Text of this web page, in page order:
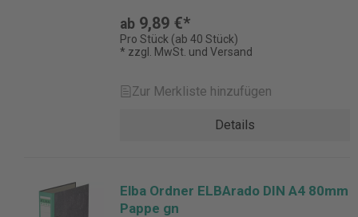
ab 9,89 €*
Pro Stück (ab 40 Stück)
* zzgl. MwSt. und Versand
Zur Merkliste hinzufügen
Details
Elba Ordner ELBArado DIN A4 80mm
Pappe gn